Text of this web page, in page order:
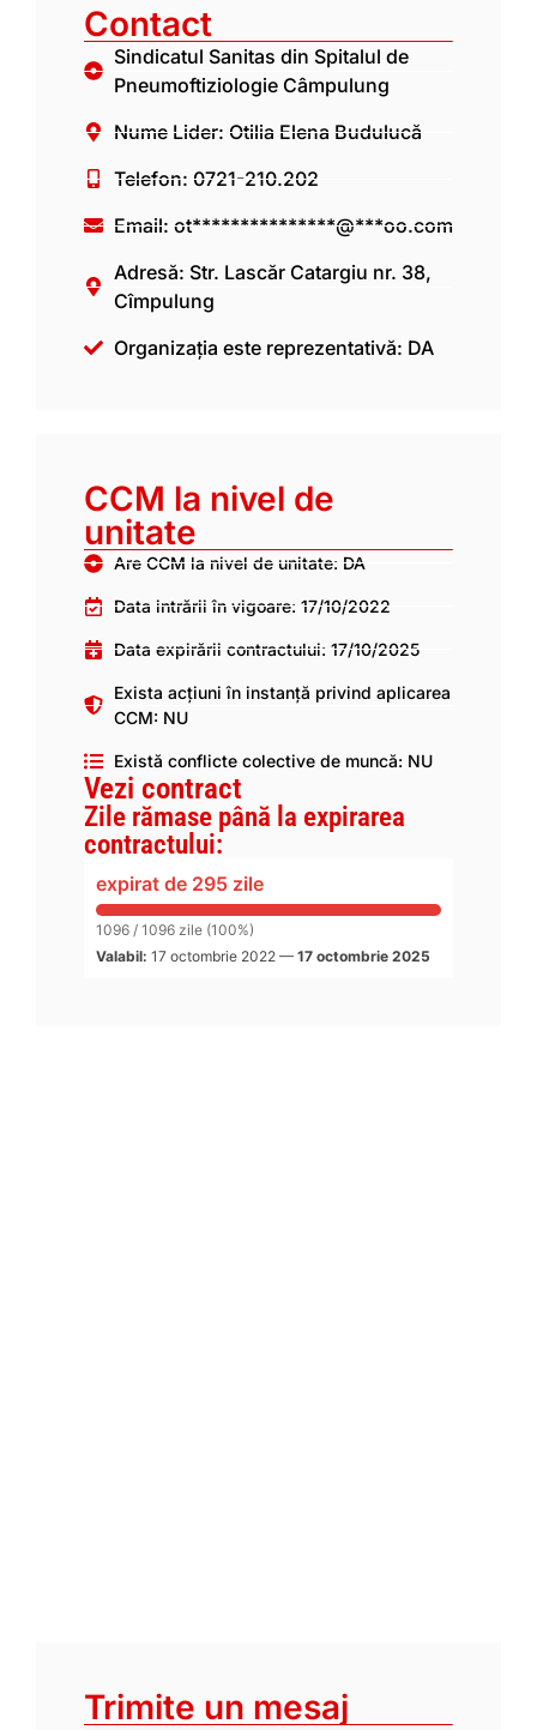
Contact
Sindicatul Sanitas din Spitalul de
Pneumoftiziologie Câmpulung
Nume Lider: Otilia Elena Budulucă
Telefon: 0721-210.202
Email: ot***************@***oo.com
Adresă: Str. Lascăr Catargiu nr. 38,
Cîmpulung
Organizația este reprezentativă: DA
CCM la nivel de
unitate
Are CCM la nivel de unitate: DA
Data intrării în vigoare: 17/10/2022
Data expirării contractului: 17/10/2025
Exista acțiuni în instanță privind aplicarea
CCM: NU
Există conflicte colective de muncă: NU
Vezi contract
Zile rămase până la expirarea
contractului:
expirat de 295 zile
1096 / 1096 zile (100%)
Valabil: 17 octombrie 2022 — 17 octombrie 2025
Trimite un mesaj